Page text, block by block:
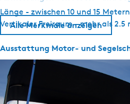
Länge - zwischen 10 und 15 Metern
Vertikaler Freiraum - mehr als 2.5
Ausstattung Motor- und
Ruderlagenanzeige
Tiefenmesser
Tachometer
Navigationslichter
Alle Merkmale anzeigen